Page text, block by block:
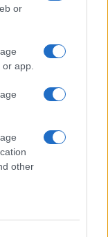
or
app.
other
necesitas